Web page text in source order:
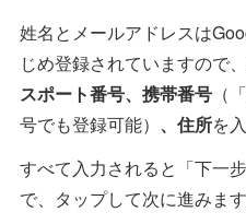
姓名とメールアドレスは
じめ登録されていますので
スポート番号、携帯番号 （
号でも登録可能） 、住所を
すべて入力されると「下一
で、タップして次に進みます